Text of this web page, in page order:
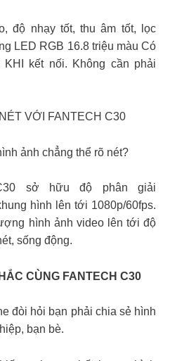
độ nhạy tốt, thu âm tốt, lọc
LED RGB 16.8 triệu màu Có
kết nối. Không cần phải
VỚI FANTECH C30
ảnh chẳng thể rõ nét?
sở hữu độ phân giải
hình lên tới 1080p/60fps.
hình ảnh video lên tới độ
sống động.
CÙNG FANTECH C30
đòi hỏi bạn phải chia sẻ hình
bạn bè.